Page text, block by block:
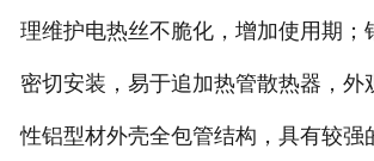
理维护电热丝不脆化，增加使用期；
密切安装，易于追加热管散热器，外
性铝型材外壳全包管结构，具有较强